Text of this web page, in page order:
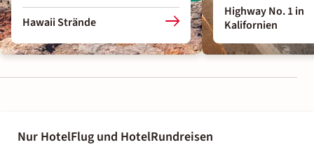
Hawaii Strände
Highway No. 1 in
Kalifornien
Nur HotelFlug und HotelRundreisen